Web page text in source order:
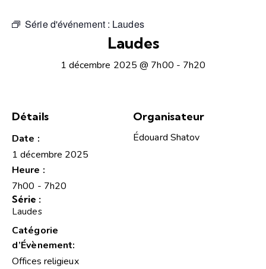
Série d'événement : Laudes
Laudes
1 décembre 2025 @ 7h00 - 7h20
Détails
Date :
1 décembre 2025
Heure :
7h00 - 7h20
Série :
Laudes
Catégorie
d’Évènement:
Offices religieux
Organisateur
Édouard Shatov